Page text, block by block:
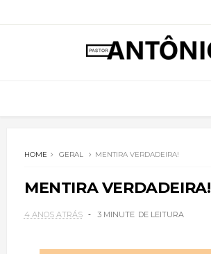
HOME GERAL MENTIRA VERDADEIRA!
MENTIRA VERDADEIRA!
4 ANOS ATRÁS 3 MINUTE DE LEITURA